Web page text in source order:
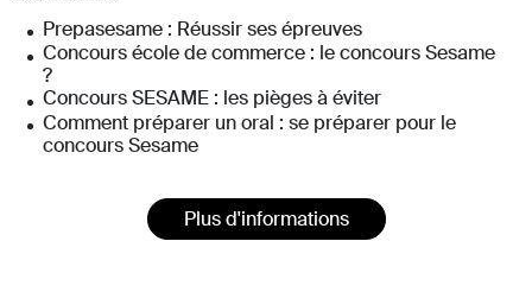
Prepasesame : Réussir ses épreuves
Concours école de commerce : le concours Sesame
?
Concours SESAME : les pièges à éviter
Comment préparer un oral : se préparer pour le
concours Sesame
Plus d'informations